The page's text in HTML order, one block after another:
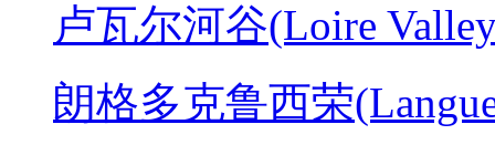
卢瓦尔河谷(Loire
朗格多克鲁西荣